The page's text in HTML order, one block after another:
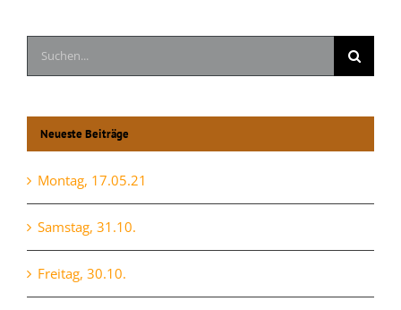
Suche
nach:
Neueste Beiträge
Montag, 17.05.21
Samstag, 31.10.
Freitag, 30.10.